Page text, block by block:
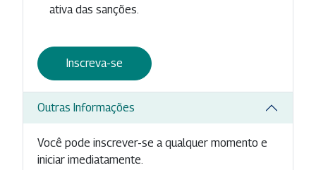
ativa das sanções.
Inscreva-se
Outras Informações
Você pode inscrever-se a qualquer momento e
iniciar imediatamente.